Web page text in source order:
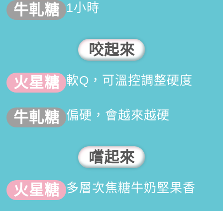
1小時
咬起來
軟Q，可溫控調整硬度
偏硬，會越來越硬
嚐起來
多層次焦糖牛奶堅果香